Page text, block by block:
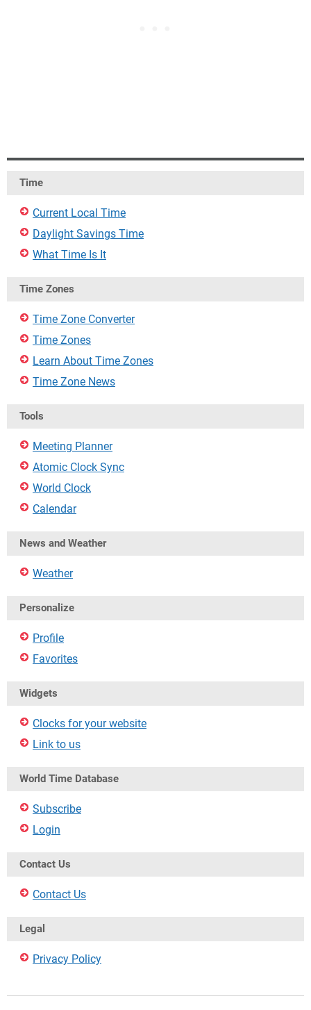
Time
Current Local Time
Daylight Savings Time
What Time Is It
Time Zones
Time Zone Converter
Time Zones
Learn About Time Zones
Time Zone News
Tools
Meeting Planner
Atomic Clock Sync
World Clock
Calendar
News and Weather
Weather
Personalize
Profile
Favorites
Widgets
Clocks for your website
Link to us
World Time Database
Subscribe
Login
Contact Us
Contact Us
Legal
Privacy Policy